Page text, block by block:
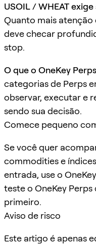
USOIL / WHEAT
Quanto mais
deve checar
stop.
O que o OneKey
categorias de Perps
observar, executar e
sendo sua decisão.
Comece pequeno
Se você quer
commodities e
entrada, use o
teste o OneKey
primeiro.
Aviso de risco
Este artigo é apenas